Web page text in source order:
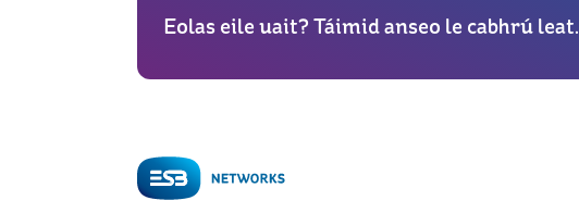
Eolas eile uait? Táimid anseo le cabhrú leat.